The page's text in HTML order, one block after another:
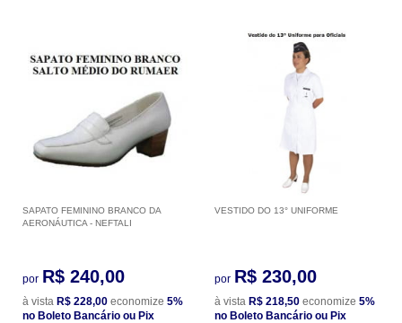
SAPATO FEMININO BRANCO DA
AERONÁUTICA - NEFTALI
por R$ 240,00
à vista R$ 228,00 economize 5%
no Boleto Bancário ou Pix
VESTIDO DO 13° UNIFORME
por R$ 230,00
à vista R$ 218,50 economize 5%
no Boleto Bancário ou Pix